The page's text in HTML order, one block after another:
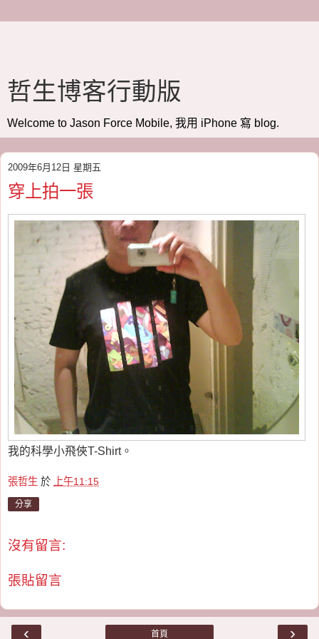
哲生博客行動版
Welcome to Jason Force Mobile, 我用 iPhone 寫 blog.
2009年6月12日 星期五
穿上拍一張
我的科學小飛俠T-Shirt。
張哲生 於 上午11:15
分享
沒有留言:
張貼留言
‹ ›
首頁